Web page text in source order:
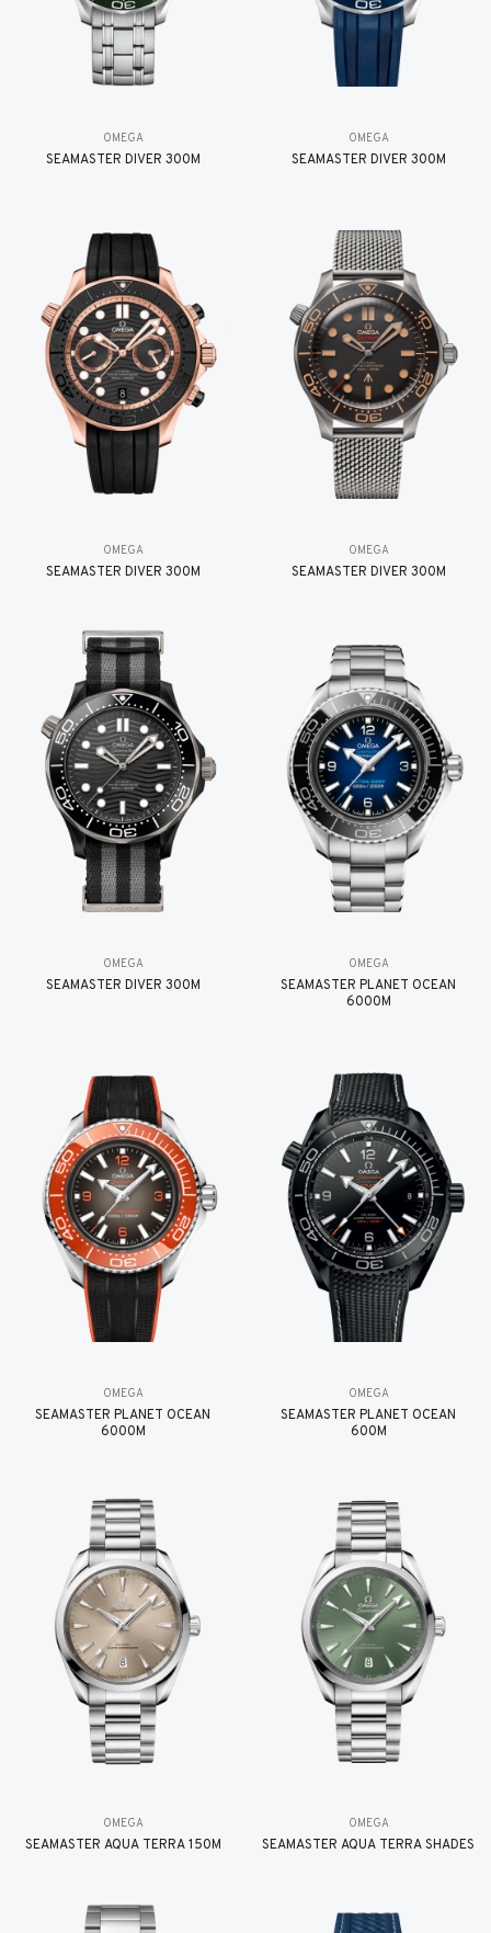
OMEGA
SEAMASTER DIVER 300M
OMEGA
SEAMASTER DIVER 300M
OMEGA
SEAMASTER DIVER 300M
OMEGA
SEAMASTER DIVER 300M
OMEGA
SEAMASTER DIVER 300M
OMEGA
SEAMASTER PLANET OCEAN
6000M
OMEGA
SEAMASTER PLANET OCEAN
6000M
OMEGA
SEAMASTER PLANET OCEAN
600M
OMEGA
SEAMASTER AQUA TERRA 150M
OMEGA
SEAMASTER AQUA TERRA SHADES